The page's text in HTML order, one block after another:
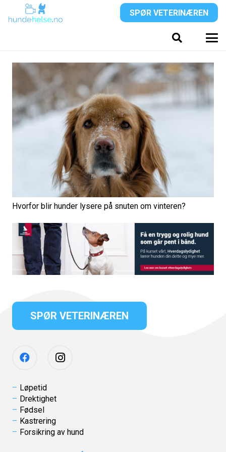
SPØR VETERINÆREN
Hvorfor blir hunder lysere på snuten om vinteren?
SPØR VETERINÆREN
Løpetid
Drektighet
Fødsel
Kastrering
Forsikring av hund